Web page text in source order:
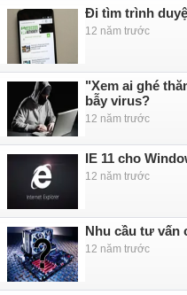
Đi tìm trình
12 năm trước
"Xem ai ghé
bẫy virus?
12 năm trước
IE 11 cho
12 năm trước
Nhu cầu tư vấn
12 năm trước